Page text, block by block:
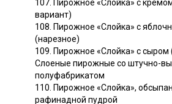
107. Пирожное «Слойка» с
вариант)
108. Пирожное «Слойка» с
(нарезное)
109. Пирожное «Слойка» с сыром
Слоеные пирожные со штучно-
полуфабрикатом
110. Пирожное «Слойка»,
рафинадной пудрой